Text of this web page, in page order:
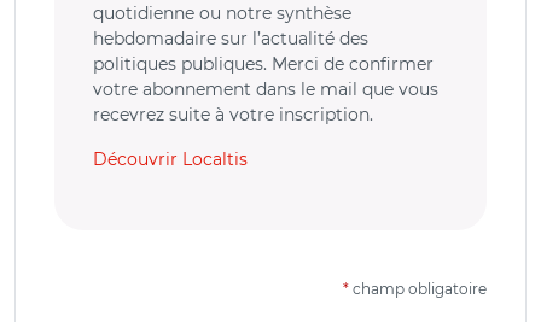
quotidienne ou notre synthèse
hebdomadaire sur l’actualité des
politiques publiques. Merci de confirmer
votre abonnement dans le mail que vous
recevrez suite à votre inscription.
Découvrir Localtis
* champ obligatoire